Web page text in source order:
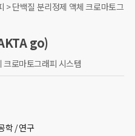
> 단백질 분리정제 액체 크로마토그
go)
로마토그래피 시스템
학 / 연구